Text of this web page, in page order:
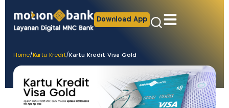
Download App
Home/ Kartu Kredit/ Kartu Kredit Visa Gold